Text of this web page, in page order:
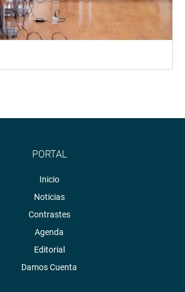
PORTAL
Inicio
Noticias
Contrastes
Agenda
Editorial
Damos Cuenta